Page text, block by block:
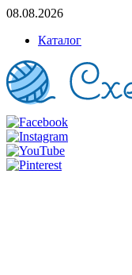
08.08.2026
Каталог